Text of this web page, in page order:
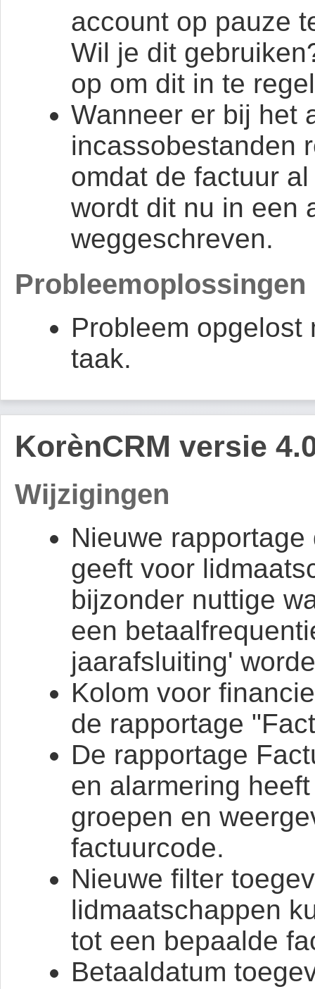
account op pauze
Wil je dit
op om dit in te
Wanneer er bij het
incassobestanden
omdat de factuur
wordt dit nu in een
weggeschreven.
Probleemoplossingen
Probleem opgelost
taak.
KorènCRM versie
Wijzigingen
Nieuwe
geeft voor
bijzonder nuttige
een
jaarafsluiting'
Kolom voor
de rapportage
De rapportage
en alarmering
groepen en
factuurcode.
Nieuwe filter
lidmaatschappen
tot een bepaalde
Betaaldatum